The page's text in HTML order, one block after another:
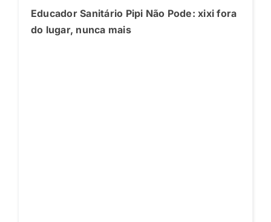
Educador Sanitário Pipi Não Pode: xixi fora
do lugar, nunca mais